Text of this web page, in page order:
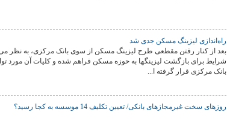
راه‌اندازی لیزینگ مسکن جدی شد
بعد از کنار رفتن مقطعی طرح لیزینگ مسکن از سوی بانک مرکزی، به نظر
شرایط برای بازگشت لیزینگها به حوزه مسکن فراهم شده و کلیات آن مورد
بانک مرکزی قرار گرفته ا...
روزهای سخت غیرمجازهای بانکی/ تعیین تکلیف 14 موسسه به کجا رسید؟